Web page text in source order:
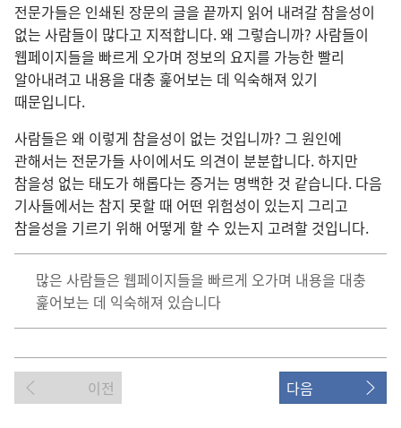
전문가들은 인쇄된 장문의 글을 끝까지 읽어 내려갈 참을성이
없는 사람들이 많다고 지적합니다. 왜 그렇습니까? 사람들이
웹페이지들을 빠르게 오가며 정보의 요지를 가능한 빨리
알아내려고 내용을 대충 훑어보는 데 익숙해져 있기
때문입니다.
사람들은 왜 이렇게 참을성이 없는 것입니까? 그 원인에
관해서는 전문가들 사이에서도 의견이 분분합니다. 하지만
참을성 없는 태도가 해롭다는 증거는 명백한 것 같습니다. 다음
기사들에서는 참지 못할 때 어떤 위험성이 있는지 그리고
참을성을 기르기 위해 어떻게 할 수 있는지 고려할 것입니다.
많은 사람들은 웹페이지들을 빠르게 오가며 내용을 대충
훑어보는 데 익숙해져 있습니다
이전 다음